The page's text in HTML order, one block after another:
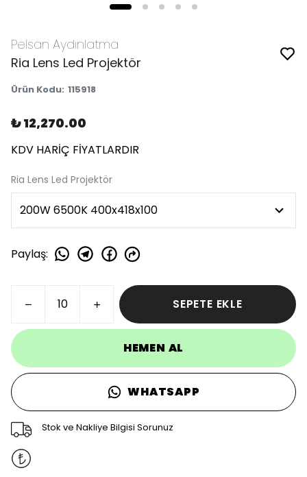
Pelsan Aydınlatma
Ria Lens Led Projektör
Ürün Kodu: 115918
₺ 12,270.00
KDV HARİÇ FİYATLARDIR
Ria Lens Led Projektör
Paylaş:
SEPETE EKLE
HEMEN AL
WHATSAPP
Stok ve Nakliye Bilgisi Sorunuz